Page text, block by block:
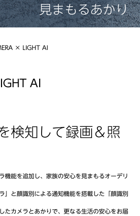
見まもるあかり
× LIGHT AI
AI
検知して録画＆照
機能を追加し、家族の安心を見まもるオーデリ
」と顔識別による通知機能を搭載した「顔識別
たカメラとあかりで、更なる生活の安心をお届